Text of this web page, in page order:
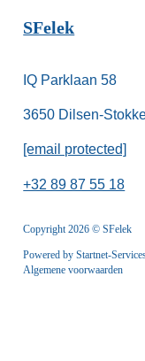
SFelek
IQ Parklaan 58
3650 Dilsen-
[email protected]
+32 89 87 55 18
Copyright 2026 © SFelek
Powered by Startnet-
Algemene voorwaarden